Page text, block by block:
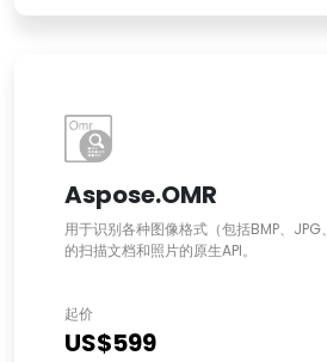
Aspose.OMR
用于识别各种图像格式（包括BMP、JPG
的扫描文档和照片的原生API。
起价
US$599